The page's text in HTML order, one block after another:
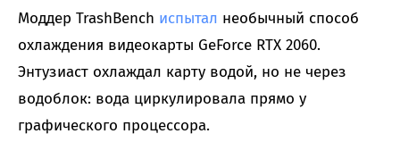
Моддер TrashBench испытал необычный способ
охлаждения видеокарты GeForce RTX 2060.
Энтузиаст охлаждал карту водой, но не через
водоблок: вода циркулировала прямо у
графического процессора.